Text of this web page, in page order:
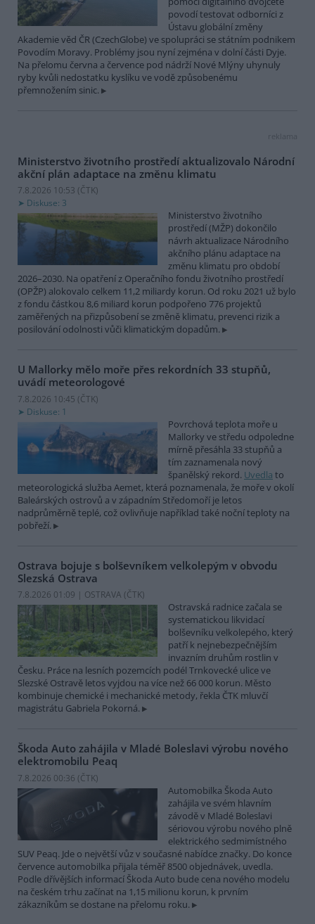
povodí testovat odborníci z
Ústavu globální změny
Akademie věd ČR (CzechGlobe) ve spolupráci se státním podnikem
Povodím Moravy. Problémy jsou nyní zejména v dolní části Dyje.
Na přelomu června a července pod nádrží Nové Mlýny uhynuly
ryby kvůli nedostatku kyslíku ve vodě způsobenému
přemnožením sinic.
reklama
Ministerstvo životního prostředí aktualizovalo Národní
akční plán adaptace na změnu klimatu
7.8.2026 10:53 (ČTK)
Diskuse: 3
Ministerstvo životního
prostředí (MŽP) dokončilo
návrh aktualizace Národního
akčního plánu adaptace na
změnu klimatu pro období
2026–2030. Na opatření z Operačního fondu životního prostředí
(OPŽP) alokovalo celkem 11,2 miliardy korun. Od roku 2021 už bylo
z fondu částkou 8,6 miliard korun podpořeno 776 projektů
zaměřených na přizpůsobení se změně klimatu, prevenci rizik a
posilování odolnosti vůči klimatickým dopadům.
U Mallorky mělo moře přes rekordních 33 stupňů,
uvádí meteorologové
7.8.2026 10:45 (ČTK)
Diskuse: 1
Povrchová teplota moře u
Mallorky ve středu odpoledne
mírně přesáhla 33 stupňů a
tím zaznamenala nový
španělský rekord. Uvedla to
meteorologická služba Aemet, která poznamenala, že moře v okolí
Baleárských ostrovů a v západním Středomoří je letos
nadprůměrně teplé, což ovlivňuje například také noční teploty na
pobřeží.
Ostrava bojuje s bolševníkem velkolepým v obvodu
Slezská Ostrava
7.8.2026 01:09 | OSTRAVA (ČTK)
Ostravská radnice začala se
systematickou likvidací
bolševníku velkolepého, který
patří k nejnebezpečnějším
invazním druhům rostlin v
Česku. Práce na lesních pozemcích podél Trnkovecké ulice ve
Slezské Ostravě letos vyjdou na více než 66 000 korun. Město
kombinuje chemické i mechanické metody, řekla ČTK mluvčí
magistrátu Gabriela Pokorná.
Škoda Auto zahájila v Mladé Boleslavi výrobu nového
elektromobilu Peaq
7.8.2026 00:36 (ČTK)
Automobilka Škoda Auto
zahájila ve svém hlavním
závodě v Mladé Boleslavi
sériovou výrobu nového plně
elektrického sedmimístného
SUV Peaq. Jde o největší vůz v současné nabídce značky. Do konce
července automobilka přijala téměř 8500 objednávek, uvedla.
Podle dřívějších informací Škoda Auto bude cena nového modelu
na českém trhu začínat na 1,15 milionu korun, k prvním
zákazníkům se dostane na přelomu roku.